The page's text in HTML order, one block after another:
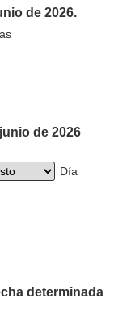
de 2026.
de 2026
Día
determinada